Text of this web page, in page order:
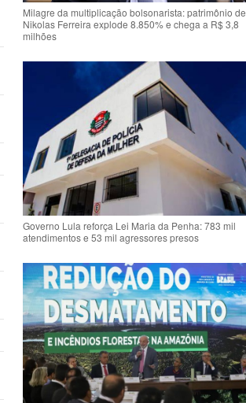
Milagre da multiplicação bolsonarista: patrimônio de
Nikolas Ferreira explode 8.850% e chega a R$ 3,8
milhões
Governo Lula reforça Lei Maria da Penha: 783 mil
atendimentos e 53 mil agressores presos